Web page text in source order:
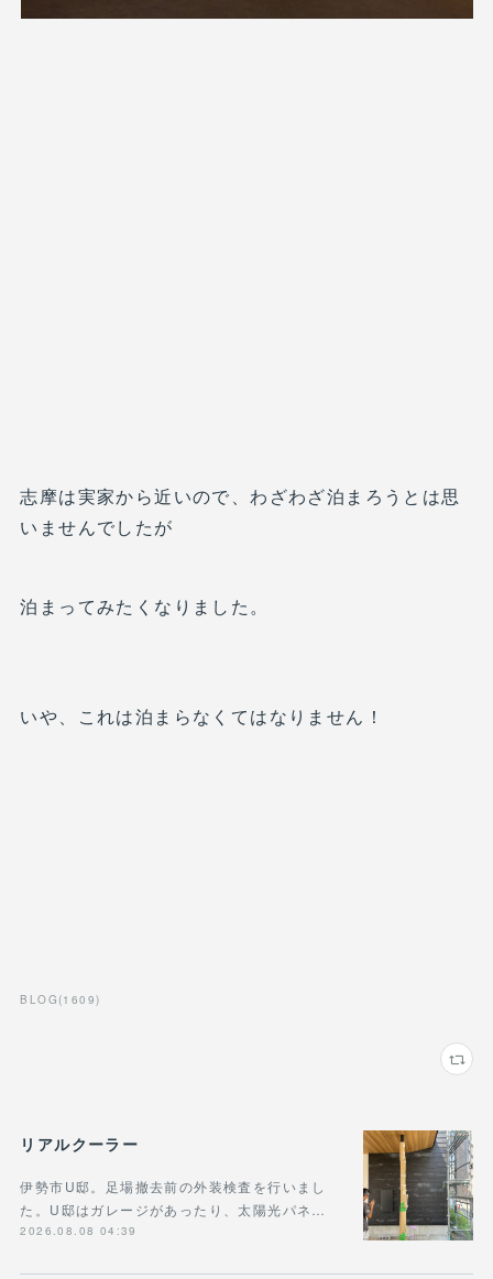
志摩は実家から近いので、わざわざ泊まろうとは思
いませんでしたが
泊まってみたくなりました。
いや、これは泊まらなくてはなりません！
BLOG (1609)
リアルクーラー
伊勢市U邸。足場撤去前の外装検査を行いまし
た。U邸はガレージがあったり、太陽光パネ…
2026.08.08 04:39